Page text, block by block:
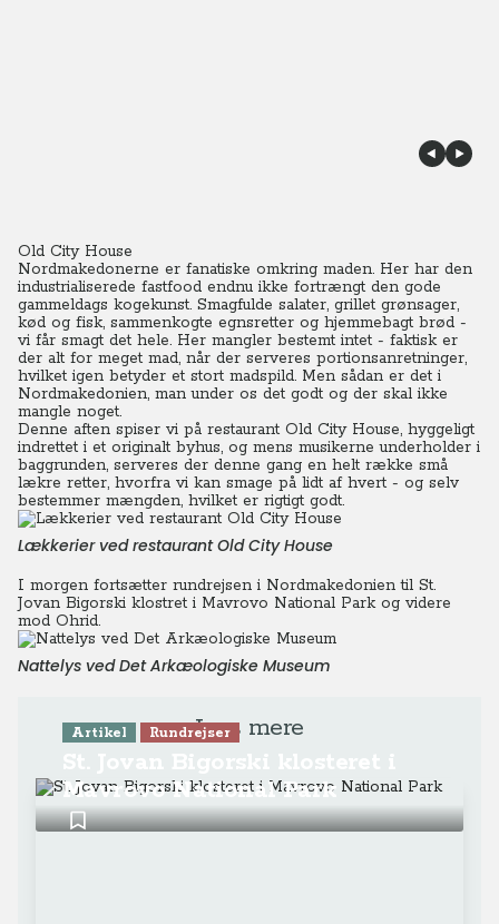
Old City House
Nordmakedonerne er fanatiske omkring maden. Her har den
industrialiserede fastfood endnu ikke fortrængt den gode
gammeldags kogekunst. Smagfulde salater, grillet grønsager,
kød og fisk, sammenkogte egnsretter og hjemmebagt brød -
vi får smagt det hele. Her mangler bestemt intet - faktisk er
der alt for meget mad, når der serveres portionsanretninger,
hvilket igen betyder et stort madspild. Men sådan er det i
Nordmakedonien, man under os det godt og der skal ikke
mangle noget.
Denne aften spiser vi på restaurant Old City House, hyggeligt
indrettet i et originalt byhus, og mens musikerne underholder i
baggrunden, serveres der denne gang en helt række små
lækre retter, hvorfra vi kan smage på lidt af hvert - og selv
bestemmer mængden, hvilket er rigtigt godt.
Lækkerier ved restaurant Old City House
I morgen fortsætter rundrejsen i Nordmakedonien til St.
Jovan Bigorski klostret i Mavrovo National Park og videre
mod Ohrid.
Nattelys ved Det Arkæologiske Museum
Læs mere
Artikel Rundrejser
Mavrovo National Park